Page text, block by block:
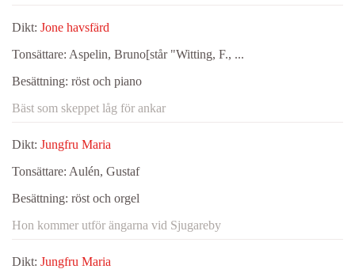
Dikt: Jone havsfärd
Tonsättare: Aspelin, Bruno[står "Witting, F., ...
Besättning: röst och piano
Bäst som skeppet låg för ankar
Dikt: Jungfru Maria
Tonsättare: Aulén, Gustaf
Besättning: röst och orgel
Hon kommer utför ängarna vid Sjugareby
Dikt: Jungfru Maria